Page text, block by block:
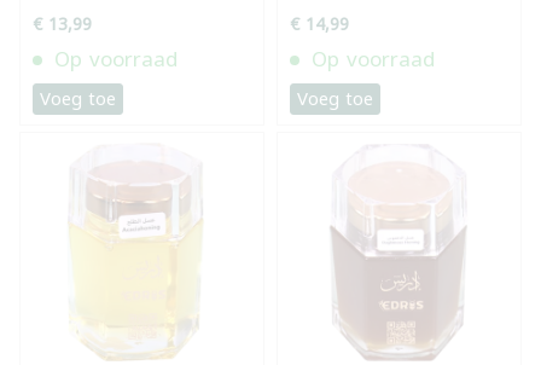
€ 13,99
Op voorraad
Voeg toe
€ 14,99
Op voorraad
Voeg toe